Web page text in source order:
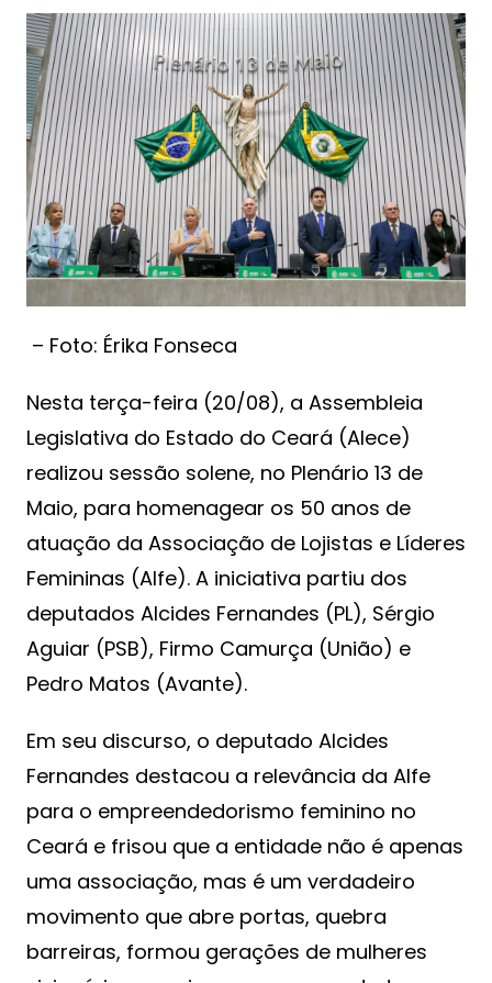
– Foto: Érika Fonseca
Nesta terça-feira (20/08), a Assembleia
Legislativa do Estado do Ceará (Alece)
realizou sessão solene, no Plenário 13 de
Maio, para homenagear os 50 anos de
atuação da Associação de Lojistas e Líderes
Femininas (Alfe). A iniciativa partiu dos
deputados Alcides Fernandes (PL), Sérgio
Aguiar (PSB), Firmo Camurça (União) e
Pedro Matos (Avante).
Em seu discurso, o deputado Alcides
Fernandes destacou a relevância da Alfe
para o empreendedorismo feminino no
Ceará e frisou que a entidade não é apenas
uma associação, mas é um verdadeiro
movimento que abre portas, quebra
barreiras, formou gerações de mulheres